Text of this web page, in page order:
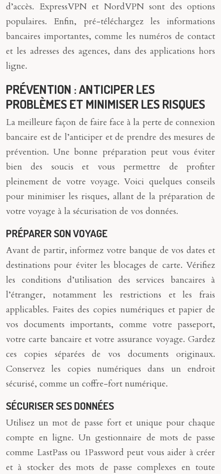
d’accès. ExpressVPN et NordVPN sont des options
populaires. Enfin, pré-téléchargez les informations
bancaires importantes, comme les numéros de contact
et les adresses des agences, dans des applications hors
ligne.
PRÉVENTION : ANTICIPER LES
PROBLÈMES ET MINIMISER LES RISQUES
La meilleure façon de faire face à la perte de connexion
bancaire est de l’anticiper et de prendre des mesures de
prévention. Une bonne préparation peut vous éviter
bien des soucis et vous permettre de profiter
pleinement de votre voyage. Voici quelques conseils
pour minimiser les risques, allant de la préparation de
votre voyage à la sécurisation de vos données.
PRÉPARER SON VOYAGE
Avant de partir, informez votre banque de vos dates et
destinations pour éviter les blocages de carte. Vérifiez
les conditions d’utilisation des services bancaires à
l’étranger, notamment les restrictions et les frais
applicables. Faites des copies numériques et papier de
vos documents importants, comme votre passeport,
votre carte bancaire et votre assurance voyage. Gardez
ces copies séparées de vos documents originaux.
Conservez les copies numériques dans un endroit
sécurisé, comme un coffre-fort numérique.
SÉCURISER SES DONNÉES
Utilisez un mot de passe fort et unique pour chaque
compte en ligne. Un gestionnaire de mots de passe
comme LastPass ou 1Password peut vous aider à créer
et à stocker des mots de passe complexes en toute